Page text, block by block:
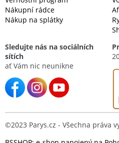
Nákupní rádce
Nákup na splátky
Sledujte nás na sociálních
sítích
ať Vám nic neunikne
©2023 Parys.cz - Všechna práva